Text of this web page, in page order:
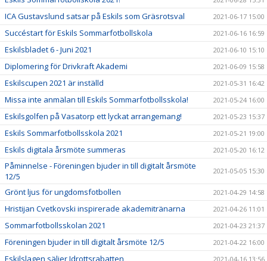
ICA Gustavslund satsar på Eskils som Gräsrotsval 2021-06-17 15:00
Succéstart för Eskils Sommarfotbollskola 2021-06-16 16:59
Eskilsbladet 6 - Juni 2021 2021-06-10 15:10
Diplomering för Drivkraft Akademi 2021-06-09 15:58
Eskilscupen 2021 är inställd 2021-05-31 16:42
Missa inte anmälan till Eskils Sommarfotbollsskola! 2021-05-24 16:00
Eskilsgolfen på Vasatorp ett lyckat arrangemang! 2021-05-23 15:37
Eskils Sommarfotbollsskola 2021 2021-05-21 19:00
Eskils digitala årsmöte summeras 2021-05-20 16:12
Påminnelse - Föreningen bjuder in till digitalt årsmöte
12/5
2021-05-05 15:30
Grönt ljus för ungdomsfotbollen 2021-04-29 14:58
Hristijan Cvetkovski inspirerade akademitränarna 2021-04-26 11:01
Sommarfotbollsskolan 2021 2021-04-23 21:37
Föreningen bjuder in till digitalt årsmöte 12/5 2021-04-22 16:00
Eskilslagen säljer Idrottsrabatten 2021-04-16 13:56